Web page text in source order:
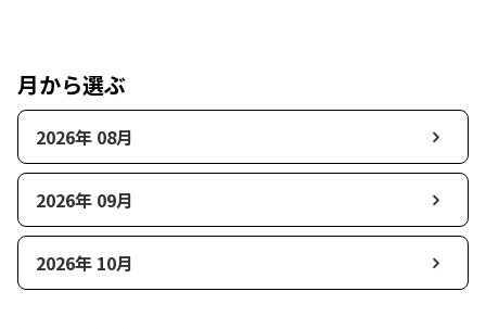
月から選ぶ
2026年 08月
2026年 09月
2026年 10月